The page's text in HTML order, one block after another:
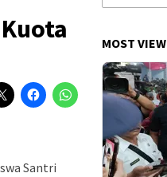
Santri
for:
MOST VIEW